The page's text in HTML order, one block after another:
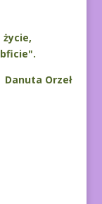
Danuta Orzeł